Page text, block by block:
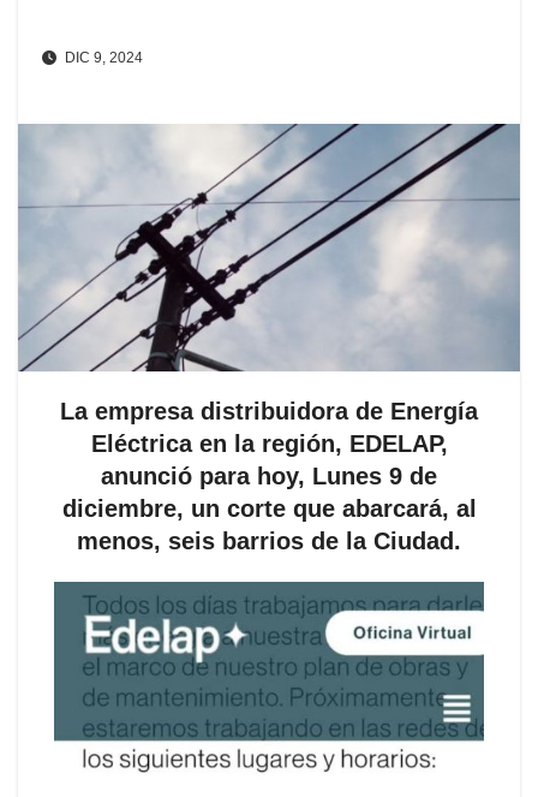
DIC 9, 2024
La empresa distribuidora de Energía
Eléctrica en la región, EDELAP,
anunció para hoy, Lunes 9 de
diciembre, un corte que abarcará, al
menos, seis barrios de la Ciudad.